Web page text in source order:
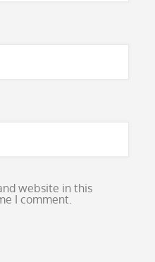
website in this
I comment.